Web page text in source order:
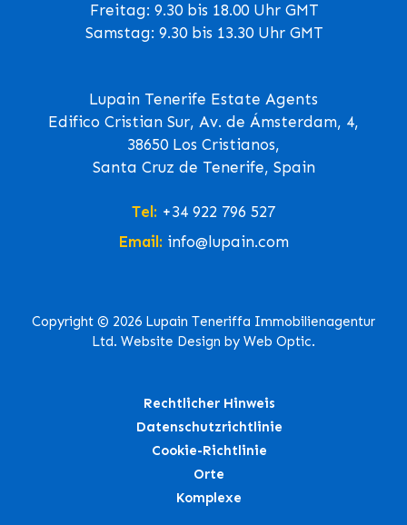
Freitag: 9.30 bis 18.00 Uhr GMT
Samstag: 9.30 bis 13.30 Uhr GMT
Lupain Tenerife Estate Agents
Edifico Cristian Sur, Av. de Ámsterdam, 4,
38650 Los Cristianos,
Santa Cruz de Tenerife, Spain
Tel: +34 922 796 527
Email: info@lupain.com
Copyright © 2026 Lupain Teneriffa Immobilienagentur
Ltd. Website Design by Web Optic.
Rechtlicher Hinweis
Datenschutzrichtlinie
Cookie-Richtlinie
Orte
Komplexe